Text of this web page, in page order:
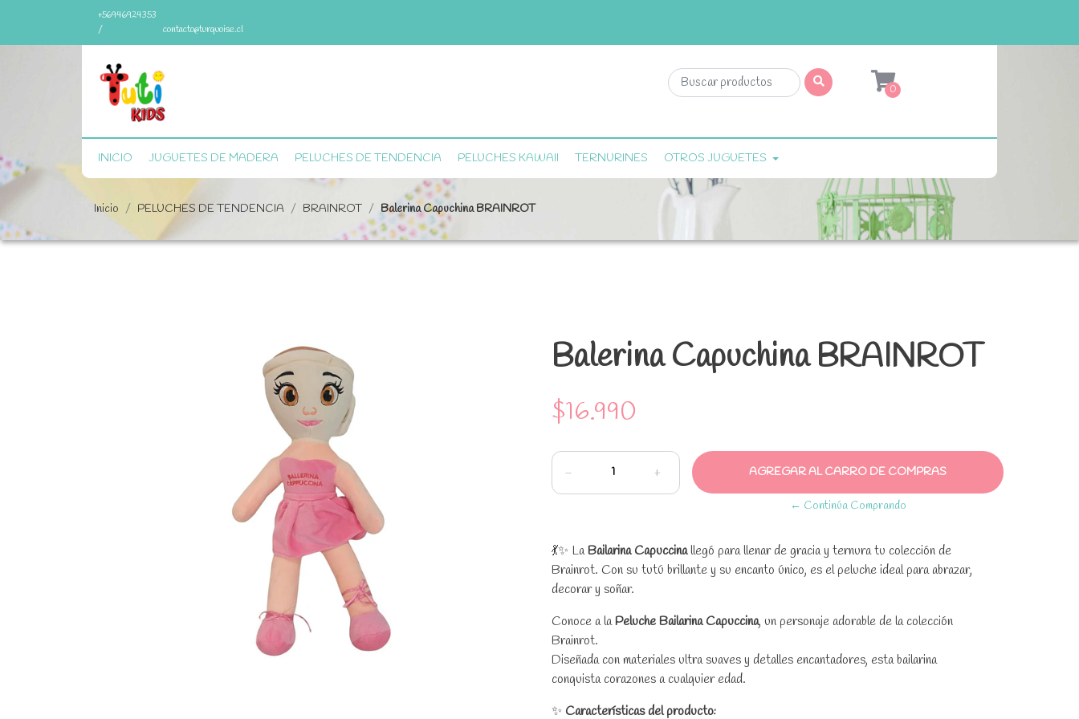
+56946924353
/
contacto@turquoise.cl
0
INICIO JUGUETES DE MADERA PELUCHES DE TENDENCIA PELUCHES KAWAII TERNURINES OTROS JUGUETES
Inicio PELUCHES DE TENDENCIA BRAINROT Balerina Capuchina BRAINROT
Balerina Capuchina BRAINROT
$16.990
- +
← Continúa Comprando
💃✨ LaBailarina Capuccinallegó para llenar de gracia y ternura tu colección de
Brainrot. Con su tutú brillante y su encanto único, es el peluche ideal para abrazar,
decorar y soñar.
Conoce a laPeluche Bailarina Capuccina, un personaje adorable de la colección
Brainrot.
Diseñada con materiales ultra suaves y detalles encantadores, esta bailarina
conquista corazones a cualquier edad.
✨ Características del producto: